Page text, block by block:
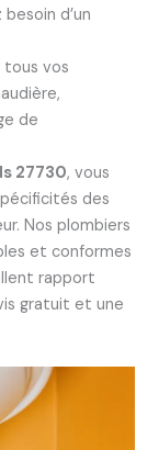
d’un
vos
de
27730, vous
des
Nos plombiers
et conformes
rapport
gratuit et une